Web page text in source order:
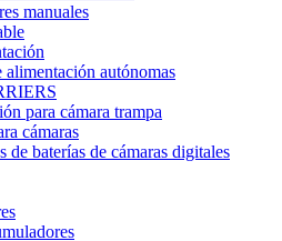
manuales
alimentación autónomas
para cámara trampa
cámaras
de baterías de cámaras digitales